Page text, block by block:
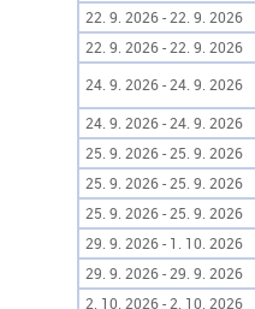
22. 9. 2026 - 22. 9. 2026
22. 9. 2026 - 22. 9. 2026
24. 9. 2026 - 24. 9. 2026
24. 9. 2026 - 24. 9. 2026
25. 9. 2026 - 25. 9. 2026
25. 9. 2026 - 25. 9. 2026
25. 9. 2026 - 25. 9. 2026
29. 9. 2026 - 1. 10. 2026
29. 9. 2026 - 29. 9. 2026
2. 10. 2026 - 2. 10. 2026